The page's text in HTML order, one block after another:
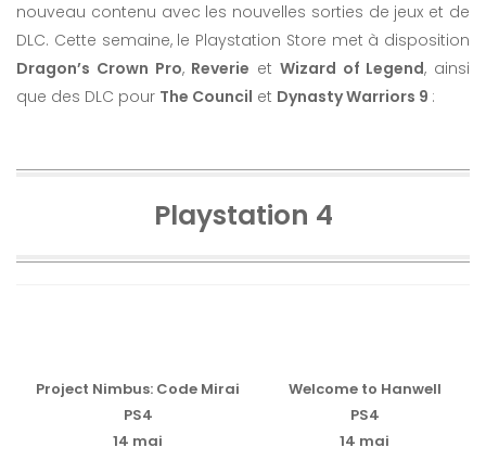
nouveau contenu avec les nouvelles sorties de jeux et de
DLC. Cette semaine, le Playstation Store met à disposition
Dragon’s Crown Pro, Reverie et Wizard of Legend, ainsi
que des DLC pour The Council et Dynasty Warriors 9 :
Playstation 4
Project Nimbus: Code Mirai
PS4
14 mai
Welcome to Hanwell
PS4
14 mai